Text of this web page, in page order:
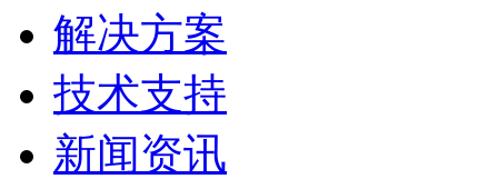
解决方案
技术支持
新闻资讯